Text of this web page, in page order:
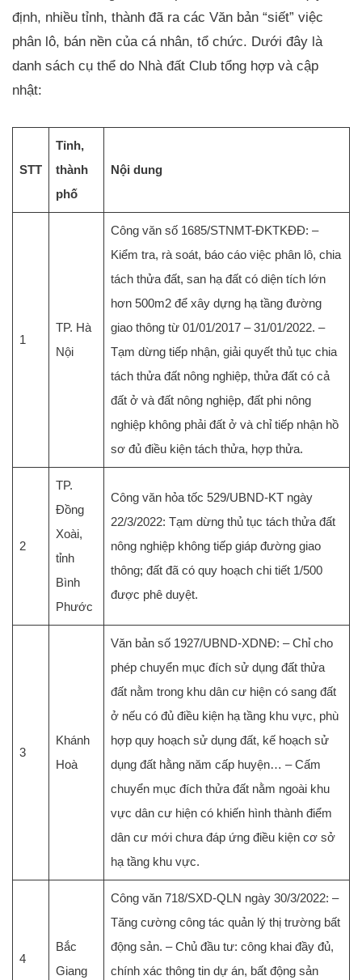
định, nhiều tỉnh, thành đã ra các Văn bản “siết” việc
phân lô, bán nền của cá nhân, tổ chức. Dưới đây là
danh sách cụ thể do Nhà đất Club tổng hợp và cập
nhật:
STT
Tỉnh,
thành
phố
Nội dung
1
TP. Hà
Nội
Công văn số 1685/STNMT-ĐKTKĐĐ: –
Kiểm tra, rà soát, báo cáo việc phân lô, chia
tách thửa đất, san hạ đất có diện tích lớn
hơn 500m2 để xây dựng hạ tầng đường
giao thông từ 01/01/2017 – 31/01/2022. –
Tạm dừng tiếp nhận, giải quyết thủ tục chia
tách thửa đất nông nghiệp, thửa đất có cả
đất ở và đất nông nghiệp, đất phi nông
nghiệp không phải đất ở và chỉ tiếp nhận hồ
sơ đủ điều kiện tách thửa, hợp thửa.
2
TP.
Đồng
Xoài,
tỉnh
Bình
Phước
Công văn hỏa tốc 529/UBND-KT ngày
22/3/2022: Tạm dừng thủ tục tách thửa đất
nông nghiệp không tiếp giáp đường giao
thông; đất đã có quy hoạch chi tiết 1/500
được phê duyệt.
3
Khánh
Hoà
Văn bản số 1927/UBND-XDNĐ: – Chỉ cho
phép chuyển mục đích sử dụng đất thửa
đất nằm trong khu dân cư hiện có sang đất
ở nếu có đủ điều kiện hạ tầng khu vực, phù
hợp quy hoạch sử dụng đất, kế hoạch sử
dụng đất hằng năm cấp huyện… – Cấm
chuyển mục đích thửa đất nằm ngoài khu
vực dân cư hiện có khiến hình thành điểm
dân cư mới chưa đáp ứng điều kiện cơ sở
hạ tầng khu vực.
4
Bắc
Giang
Công văn 718/SXD-QLN ngày 30/3/2022: –
Tăng cường công tác quản lý thị trường bất
động sản. – Chủ đầu tư: công khai đầy đủ,
chính xác thông tin dự án, bất động sản